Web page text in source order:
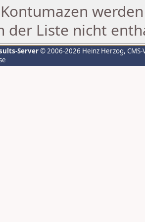
Kontumazen
der Liste nicht
Server© 2006-2026 Heinz Herzog,